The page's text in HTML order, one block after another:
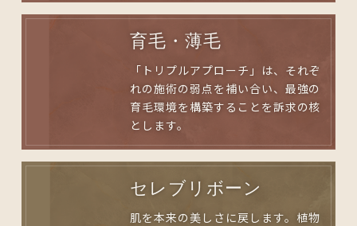
育毛・薄毛
「トリプルアプローチ」は、それぞ
れの施術の弱点を補い合い、最強の
育毛環境を構築することを訴求の核
とします。
セレブリボーン
肌を本来の美しさに戻します。植物